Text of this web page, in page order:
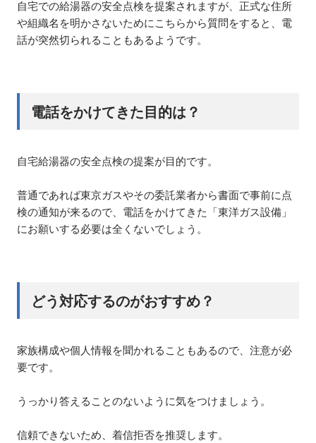
自宅での給湯器の安全点検を提案されますが、正式な住所
や組織名を明かさないためにこちらから質問をすると、電
話が突然切られることもあるようです。
電話をかけてきた目的は？
自宅給湯器の安全点検の提案が目的です。
普通であれば東京ガスやその委託業者から書面で事前に点
検の通知が来るので、電話をかけてきた「東洋ガス設備」
にお願いする必要は全くないでしょう。
どう対応するのがおすすめ？
家族構成や個人情報を聞かれることもあるので、注意が必
要です。
うっかり答えることのないように気をつけましょう。
信頼できないため、着信拒否を推奨します。